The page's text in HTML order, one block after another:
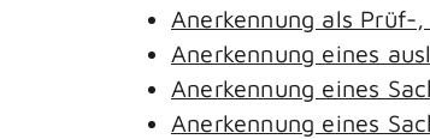
Anerkennung als Prüf-
Anerkennung eines
Anerkennung eines
Anerkennung eines